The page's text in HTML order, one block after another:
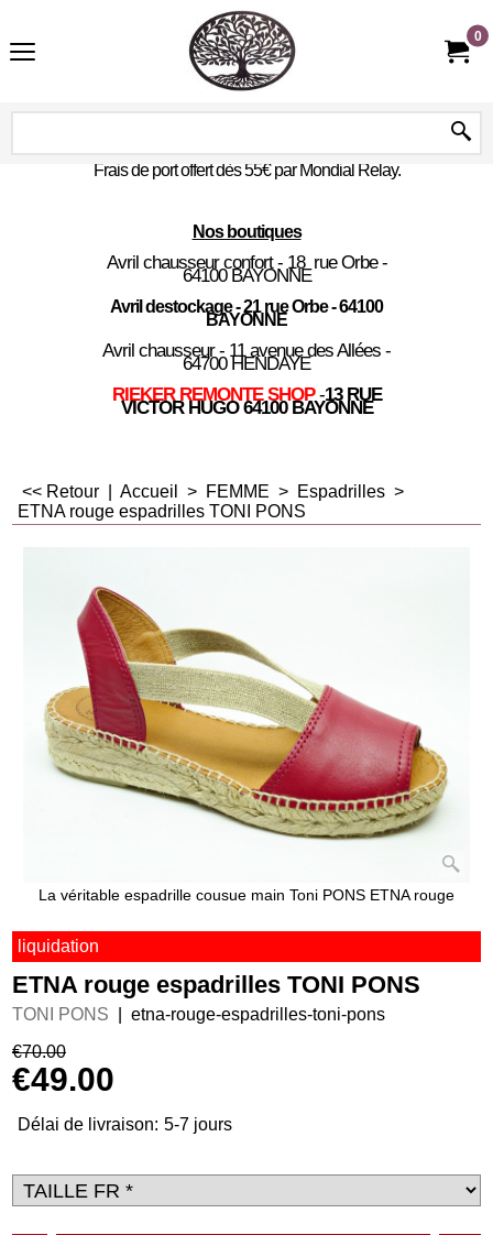
0
Frais de port offert dès 55€ par Mondial Relay.
Nos boutiques
Avril chausseur confort - 18 rue Orbe -
64100 BAYONNE
Avril destockage - 21 rue Orbe - 64100
BAYONNE
Avril chausseur - 11 avenue des Allées -
64700 HENDAYE
RIEKER REMONTE SHOP -13 RUE
VICTOR HUGO 64100 BAYONNE
<< Retour Accueil > FEMME > Espadrilles >
ETNA rouge espadrilles TONI PONS
La véritable espadrille cousue main Toni PONS ETNA rouge
liquidation
ETNA rouge espadrilles TONI PONS
TONI PONS
etna-rouge-espadrilles-toni-pons
€70.00
€49.00
Délai de livraison: 5-7 jours